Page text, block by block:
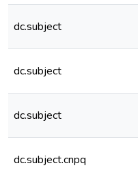
dc.subject
dc.subject
dc.subject
dc.subject.cnpq